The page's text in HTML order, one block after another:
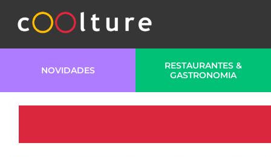
NOVIDADES
RESTAURANTES &
GASTRONOMIA